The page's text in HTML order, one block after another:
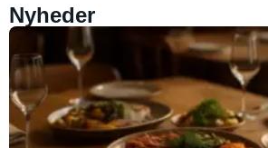
Nyheder